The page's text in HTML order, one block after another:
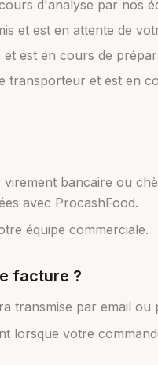
d'analyse par nos
et est en attente de
et est en cours de
transporteur et est en
bancaire ou
avec ProcashFood.
équipe commerciale.
facture ?
transmise par email
lorsque votre